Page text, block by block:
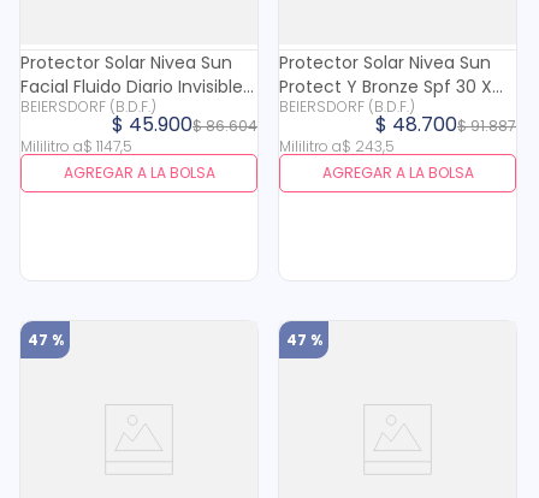
Protector Solar Nivea Sun
Facial Fluido Diario Invisible
Spf 50+ X 40 Ml
BEIERSDORF (B.D.F.)
$86.604
$ 45.900
Mililitro a$ 1147,5
AGREGAR A LA BOLSA
Protector Solar Nivea Sun
Protect Y Bronze Spf 30 X
200 Ml
BEIERSDORF (B.D.F.)
$91.887
$ 48.700
Mililitro a$ 243,5
AGREGAR A LA BOLSA
47 % 47 %